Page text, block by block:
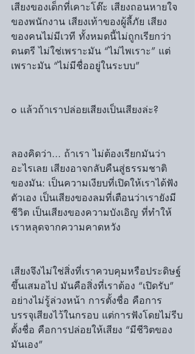
เสียงของเด็กที่เคาะโต๊ะ เสียงถอนหายใจ
ของพนักงาน เสียงเท้าของผู้ลี้ภัย เสียง
ของคนไม่มีเวที ทั้งหมดนี้ไม่ถูกเรียกว่า
ดนตรี ไม่ใช่เพราะมัน “ไม่ไพเราะ” แต่
เพราะมัน “ไม่มีชื่ออยู่ในระบบ”
๐ แล้วถ้าเราปล่อยเสียงเป็นเสียงล่ะ?
ลองคิดว่า... ถ้าเรา ไม่ต้องเรียกมันว่า
อะไรเลย เสียงอาจกลับคืนสู่ธรรมชาติ
ของมัน: เป็นความเงียบที่เปิดให้เราได้ฟัง
ตัวเอง เป็นเสียงของลมที่เตือนว่าเรายังมี
ชีวิต เป็นเสียงของความบังเอิญ ที่ทำให้
เราหลุดจากความคาดหวัง
เสียงจึงไม่ใช่สิ่งที่เราควบคุมหรือประดิษฐ์
ขึ้นเสมอไป มันคือสิ่งที่เราต้อง “เปิดรับ”
อย่างไม่รู้ล่วงหน้า การตั้งชื่อ คือการ
บรรจุเสียงไว้ในกรอบ แต่การฟังโดยไม่รีบ
ตั้งชื่อ คือการปล่อยให้เสียง “มีชีวิตของ
มันเอง”